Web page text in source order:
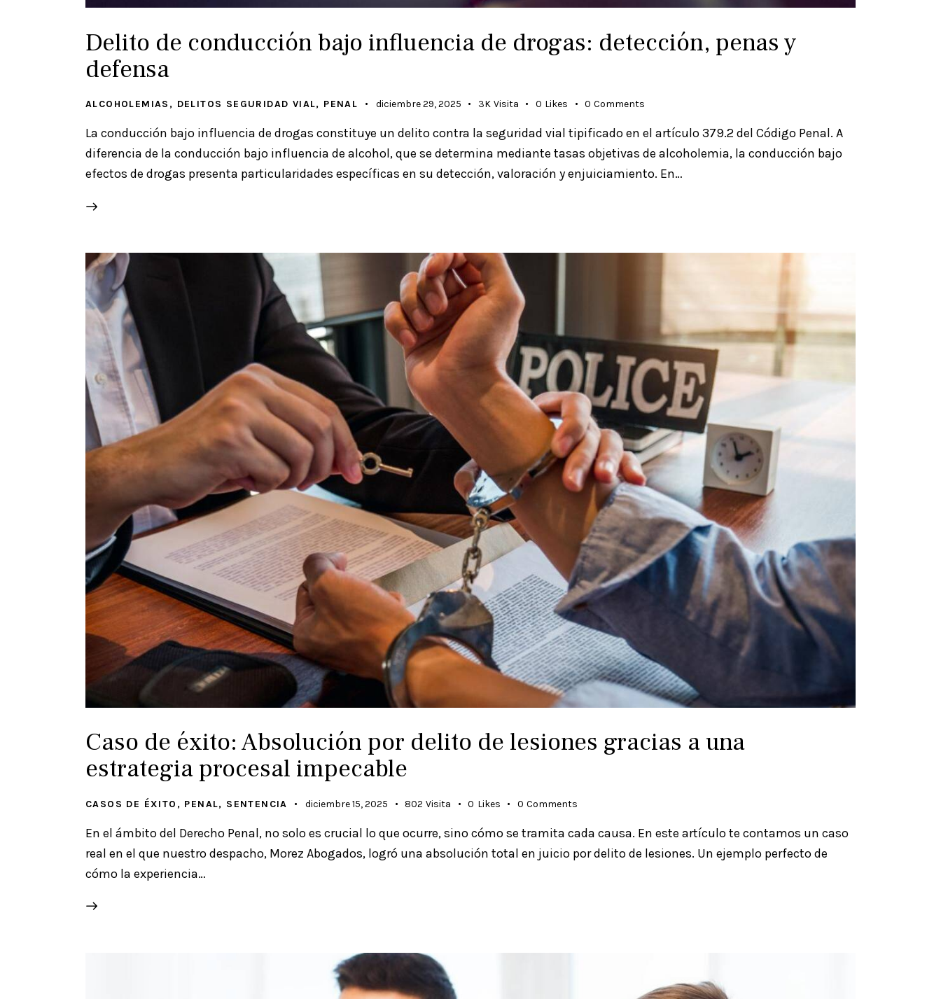
Delito de conducción bajo influencia de drogas: detección, penas y
defensa
ALCOHOLEMIAS , DELITOS SEGURIDAD VIAL, PENAL diciembre 29, 2025 3K Visita 0 Likes 0 Comments
La conducción bajo influencia de drogas constituye un delito contra la seguridad vial tipificado en el artículo 379.2 del Código Penal. A
diferencia de la conducción bajo influencia de alcohol, que se determina mediante tasas objetivas de alcoholemia, la conducción bajo
efectos de drogas presenta particularidades específicas en su detección, valoración y enjuiciamiento. En…
Caso de éxito: Absolución por delito de lesiones gracias a una
estrategia procesal impecable
CASOS DE ÉXITO , PENAL, SENTENCIA diciembre 15, 2025 802 Visita 0 Likes 0 Comments
En el ámbito del Derecho Penal, no solo es crucial lo que ocurre, sino cómo se tramita cada causa. En este artículo te contamos un caso
real en el que nuestro despacho, Morez Abogados, logró una absolución total en juicio por delito de lesiones. Un ejemplo perfecto de
cómo la experiencia…